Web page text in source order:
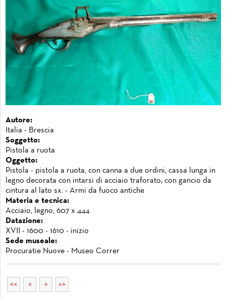
Autore:
Italia - Brescia
Soggetto:
Pistola a ruota
Oggetto:
Pistola - pistola a ruota, con canna a due ordini, cassa lunga in
legno decorata con intarsi di acciaio traforato; con gancio da
cintura al lato sx. - Armi da fuoco antiche
Materia e tecnica:
Acciaio, legno, 607 x 444
Datazione:
XVII - 1600 - 1610 - inizio
Sede museale:
Procuratie Nuove - Museo Correr
<< < > >>